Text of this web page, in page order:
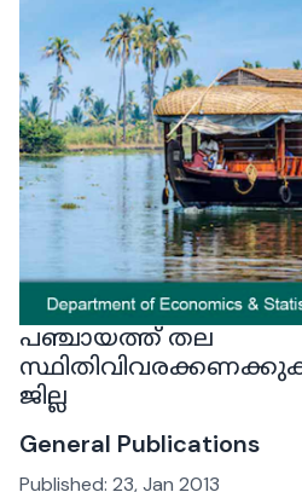
പഞ്ചായത്ത് തല
ജില്ല
General Publications
Published: 23, Jan 2013